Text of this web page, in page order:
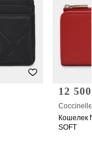
12
Coccinelle
Кошелек
SOFT